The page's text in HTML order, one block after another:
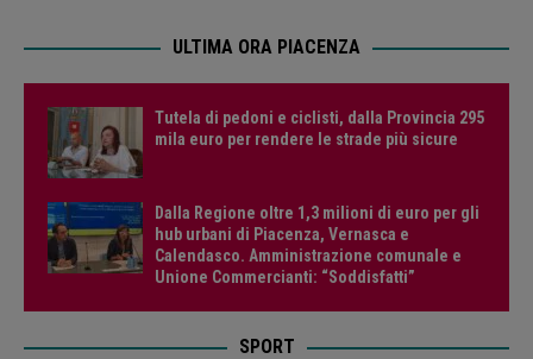
ULTIMA ORA PIACENZA
Tutela di pedoni e ciclisti, dalla Provincia 295
mila euro per rendere le strade più sicure
Dalla Regione oltre 1,3 milioni di euro per gli
hub urbani di Piacenza, Vernasca e
Calendasco. Amministrazione comunale e
Unione Commercianti: “Soddisfatti”
SPORT